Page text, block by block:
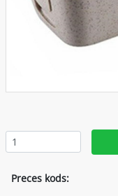
Preces kods: